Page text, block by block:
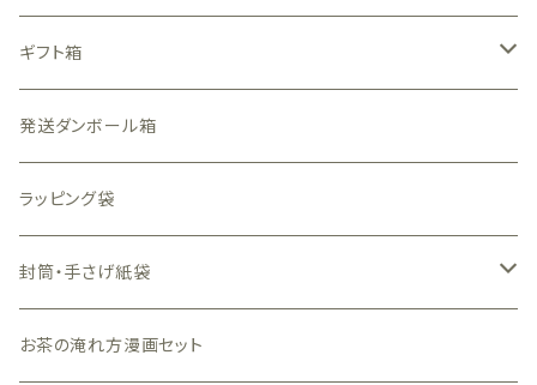
和風
銀色
金色
珈琲用ガス抜きバルブ付袋
ギフト箱
透明箱
N式（フタと底が一体型）窓付
N式（フタと底が一体型）窓なし
小箱（手のひらサイズ）
発送ダンボール箱
ラッピング袋
封筒・手さげ紙袋
封筒
お茶の淹れ方漫画セット